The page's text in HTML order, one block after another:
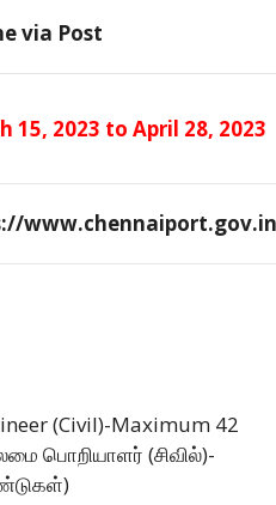
via Post
15, 2023 to April 28, 2023
www.chennaiport.gov.in
(Civil)-Maximum 42
பொறியாளர் (சிவில்)-